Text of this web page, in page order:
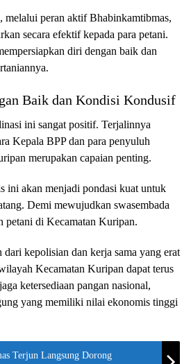
melalui peran aktif Bhabinkamtibmas,
secara efektif kepada para petani.
diri dengan baik dan
Baik dan Kondisi Kondusif
ini sangat positif. Terjalinnya
Kepala BPP dan para penyuluh
merupakan capaian penting.
ini akan menjadi pondasi kuat untuk
Demi mewujudkan swasembada
petani di Kecamatan Kuripan.
kepolisian dan kerja sama yang erat
Kecamatan Kuripan dapat terus
ketersediaan pangan nasional,
yang memiliki nilai ekonomis tinggi
Terjun Langsung Dorong